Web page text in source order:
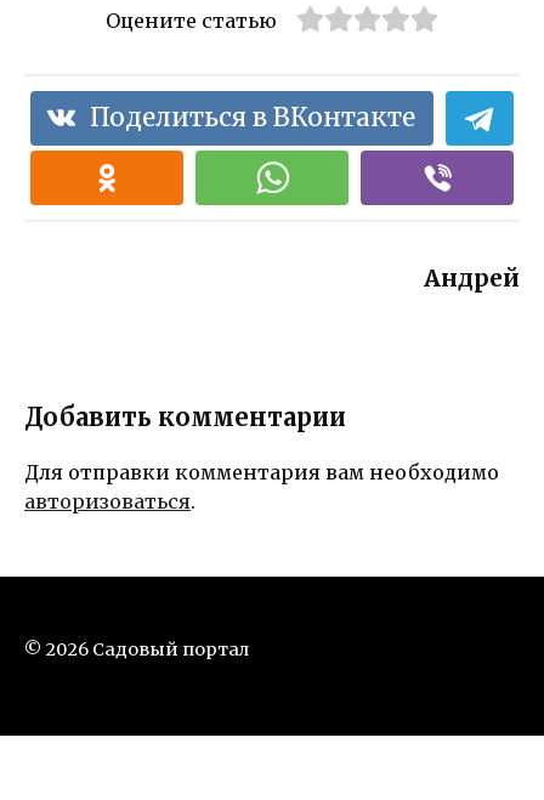
Оцените статью
Поделиться в ВКонтакте
Андрей
Добавить комментарии
Для отправки комментария вам необходимо
авторизоваться.
© 2026 Садовый портал